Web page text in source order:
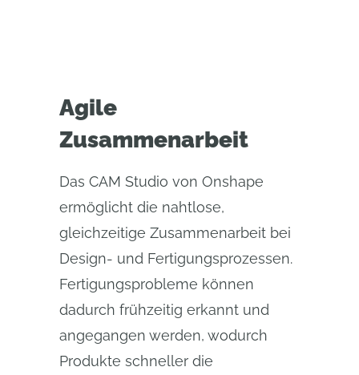
Agile
Zusammenarbeit
Das CAM Studio von Onshape
ermöglicht die nahtlose,
gleichzeitige Zusammenarbeit bei
Design- und Fertigungsprozessen.
Fertigungsprobleme können
dadurch frühzeitig erkannt und
angegangen werden, wodurch
Produkte schneller die